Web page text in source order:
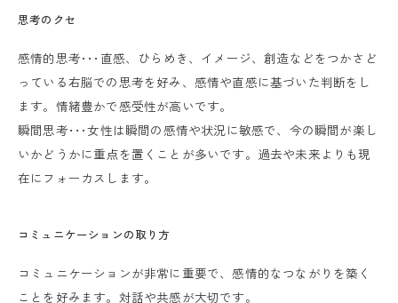
思考のクセ
感情的思考･･･直感、ひらめき、イメージ、創造などをつかさど
っている右脳での思考を好み、感情や直感に基づいた判断をし
ます。情緒豊かで感受性が高いです。
瞬間思考･･･女性は瞬間の感情や状況に敏感で、今の瞬間が楽し
いかどうかに重点を置くことが多いです。過去や未来よりも現
在にフォーカスします。
コミュニケーションの取り方
コミュニケーションが非常に重要で、感情的なつながりを築く
ことを好みます。対話や共感が大切です。